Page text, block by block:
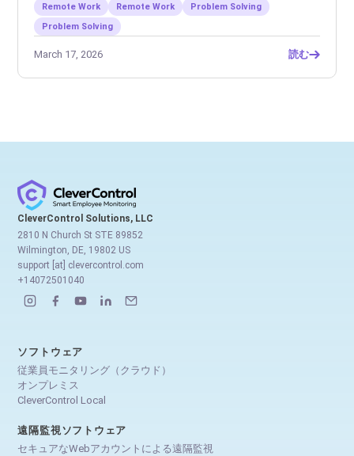
Remote Work
Remote Work
Problem Solving
Problem Solving
March 17, 2026 読む
CleverControl Solutions, LLC
2810 N Church St STE 89852
Wilmington, DE, 19802 US
support [at] clevercontrol.com
+14072501040
ソフトウェア
従業員モニタリング（クラウド）
オンプレミス
CleverControl Local
遠隔監視ソフトウェア
セキュアなWebアカウントによる遠隔監視